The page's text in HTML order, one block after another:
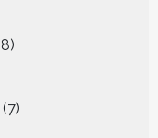
8
producten
7
producten